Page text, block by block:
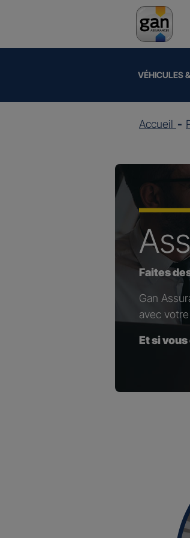
VÉHICULES
Accueil
Faites
Gan
avec
Et si